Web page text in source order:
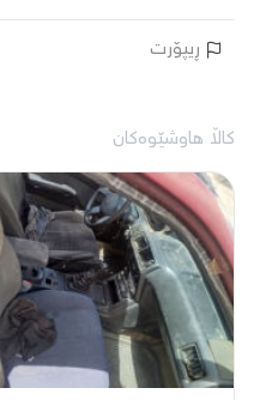
ڕیپۆرت
کاڵا هاوشێوەکان